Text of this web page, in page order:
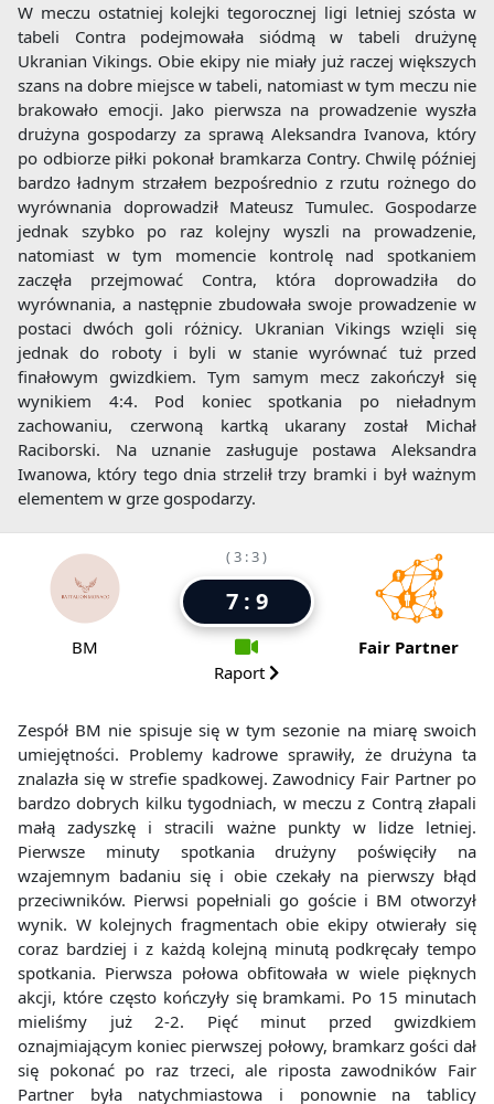
W meczu ostatniej kolejki tegorocznej ligi letniej szósta w
tabeli Contra podejmowała siódmą w tabeli drużynę
Ukranian Vikings. Obie ekipy nie miały już raczej większych
szans na dobre miejsce w tabeli, natomiast w tym meczu nie
brakowało emocji. Jako pierwsza na prowadzenie wyszła
drużyna gospodarzy za sprawą Aleksandra Ivanova, który
po odbiorze piłki pokonał bramkarza Contry. Chwilę później
bardzo ładnym strzałem bezpośrednio z rzutu rożnego do
wyrównania doprowadził Mateusz Tumulec. Gospodarze
jednak szybko po raz kolejny wyszli na prowadzenie,
natomiast w tym momencie kontrolę nad spotkaniem
zaczęła przejmować Contra, która doprowadziła do
wyrównania, a następnie zbudowała swoje prowadzenie w
postaci dwóch goli różnicy. Ukranian Vikings wzięli się
jednak do roboty i byli w stanie wyrównać tuż przed
finałowym gwizdkiem. Tym samym mecz zakończył się
wynikiem 4:4. Pod koniec spotkania po nieładnym
zachowaniu, czerwoną kartką ukarany został Michał
Raciborski. Na uznanie zasługuje postawa Aleksandra
Iwanowa, który tego dnia strzelił trzy bramki i był ważnym
elementem w grze gospodarzy.
BM
( 3 : 3 )
7 : 9
Raport
Fair Partner
Zespół BM nie spisuje się w tym sezonie na miarę swoich
umiejętności. Problemy kadrowe sprawiły, że drużyna ta
znalazła się w strefie spadkowej. Zawodnicy Fair Partner po
bardzo dobrych kilku tygodniach, w meczu z Contrą złapali
małą zadyszkę i stracili ważne punkty w lidze letniej.
Pierwsze minuty spotkania drużyny poświęciły na
wzajemnym badaniu się i obie czekały na pierwszy błąd
przeciwników. Pierwsi popełniali go goście i BM otworzył
wynik. W kolejnych fragmentach obie ekipy otwierały się
coraz bardziej i z każdą kolejną minutą podkręcały tempo
spotkania. Pierwsza połowa obfitowała w wiele pięknych
akcji, które często kończyły się bramkami. Po 15 minutach
mieliśmy już 2-2. Pięć minut przed gwizdkiem
oznajmiającym koniec pierwszej połowy, bramkarz gości dał
się pokonać po raz trzeci, ale riposta zawodników Fair
Partner była natychmiastowa i ponownie na tablicy